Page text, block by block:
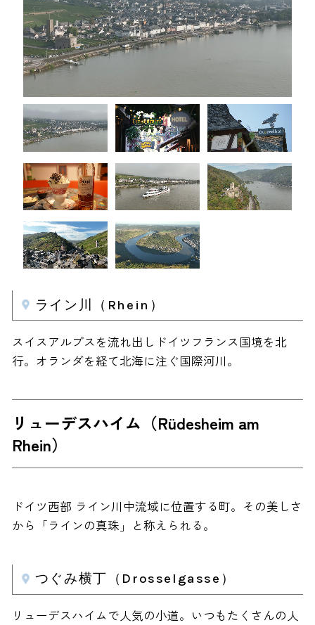
ライン川（Rhein）
スイスアルプスを流れ出しドイツフランス国境を北
行。オランダを経て北海に注ぐ国際河川。
リューデスハイム（Rüdesheim am
Rhein）
ドイツ西部 ライン川中流域に位置する町。その美しさ
から「ラインの真珠」と称えられる。
つぐみ横丁（Drosselgasse）
リューデスハイムで人気の小道。いつもたくさんの人